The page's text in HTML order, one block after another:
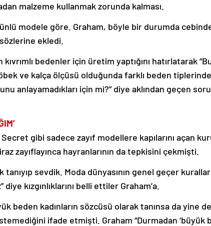
malzeme kullanmak zorunda kalması.
modele göre. Graham, böyle bir durumda
ekledi.
bedenler için üretim yaptığını hatırlatarak
ve kalça ölçüsü olduğunda farklı beden
anlayamadıkları için mi?” diye aklından geçen
gibi sadece zayıf modellere kapılarını açan
zayıflayınca hayranlarının da tepkisini çekmişti.
tanıyıp sevdik. Moda dünyasının genel geçer
kızgınlıklarını belli ettiler Graham’a.
beden kadınların sözcüsü olarak tanınsa da yine
ifade etmişti. Graham “Durmadan ‘büyük